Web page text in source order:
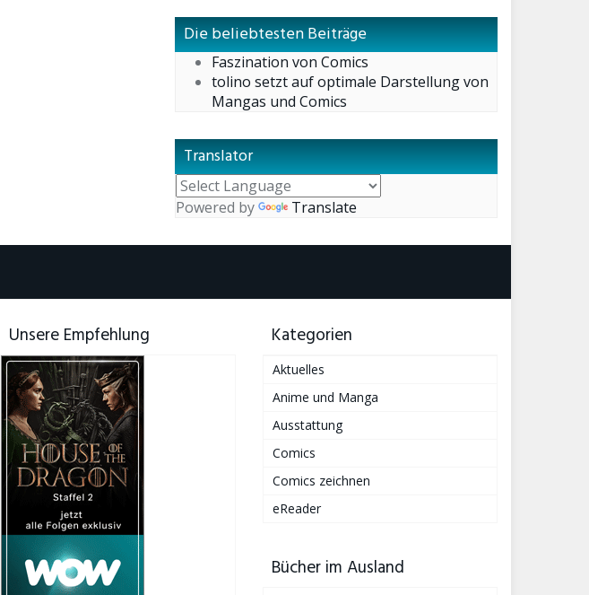
Die beliebtesten Beiträge
Faszination von Comics
tolino setzt auf optimale Darstellung von
Mangas und Comics
Translator
Powered by Translate
Unsere Empfehlung Kategorien
Aktuelles
Anime und Manga
Ausstattung
Comics
Comics zeichnen
eReader
Bücher im Ausland